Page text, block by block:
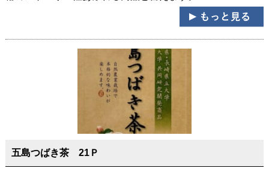
五島つばき茶 21Ｐ